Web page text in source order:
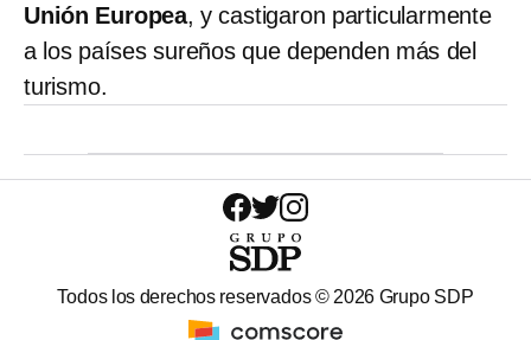
Unión Europea, y castigaron particularmente
a los países sureños que dependen más del
turismo.
Todos los derechos reservados © 2026 Grupo SDP